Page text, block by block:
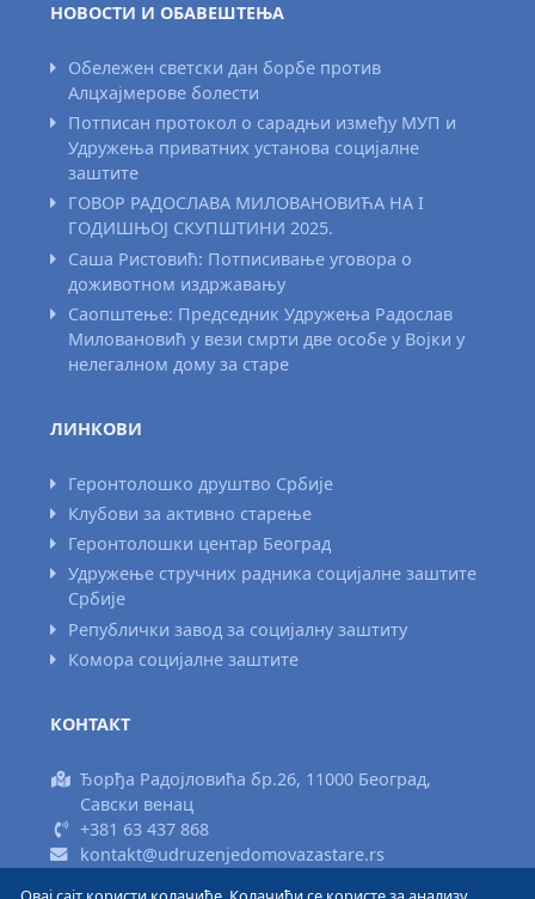
НОВОСТИ И ОБАВЕШТЕЊА
Обележен светски дан борбе против
Алцхајмерове болести
Потписан протокол о сарадњи између МУП и
Удружења приватних установа социјалне
заштите
ГОВОР РАДОСЛАВА МИЛОВАНОВИЋА НА I
ГОДИШЊОЈ СКУПШТИНИ 2025.
Саша Ристовић: Потписивање уговора о
доживотном издржавању
Саопштење: Председник Удружења Радослав
Миловановић у вези смрти две особе у Војки у
нелегалном дому за старе
ЛИНКОВИ
Геронтолошко друштво Србије
Клубови за активно старење
Геронтолошки центар Београд
Удружење стручних радника социјалне заштите
Србије
Републички завод за социјалну заштиту
Комора социјалне заштите
КОНТАКТ
Ђорђа Радојловића бр.26, 11000 Београд,
Савски венац
+381 63 437 868
kontakt@udruzenjedomovazastare.rs